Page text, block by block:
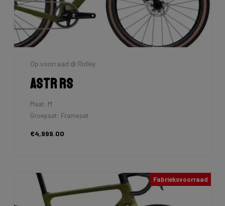
Op voorraad @ Ridley
Astr RS
Maat: M
Groepset: Frameset
€4,999.00
Fabrieksvoorraad